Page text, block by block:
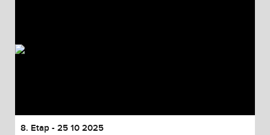
8. Etap - 25 10 2025